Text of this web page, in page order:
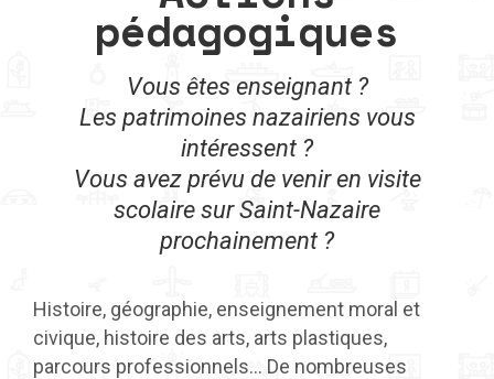
pédagogiques
Vous êtes enseignant ?
Les patrimoines nazairiens vous
intéressent ?
Vous avez prévu de venir en visite
scolaire sur Saint-Nazaire
prochainement ?
Histoire, géographie, enseignement moral et
civique, histoire des arts, arts plastiques,
parcours professionnels… De nombreuses